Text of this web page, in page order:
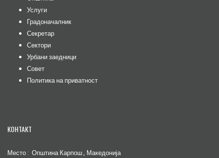
Услуги
Градоначалник
Секретар
Сектори
Урбани заедници
Совет
Политика на приватност
КОНТАКТ
Место : Општина Карпош , Македонија